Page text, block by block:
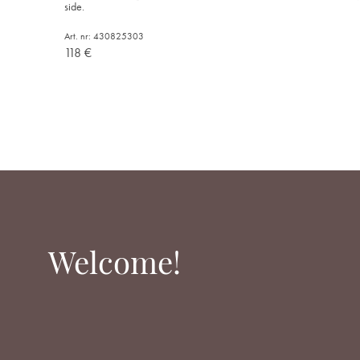
side.
Art. nr: 430825303
118 €
Welcome!